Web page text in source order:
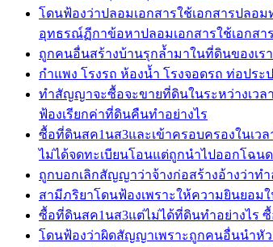
โดนฟ้องว่าปลอมเอกสารใช้เอกสารปลอ
อุทธรณ์ฏีกาข้อหาปลอมเอกสารใช้เอกสา
ถูกคนอื่นสร้างบ้านรุกล้ำมาในที่ดินของเร
กำแพง โรงรถ ห้องน้ำ โรงจอดรถ ท่อปร
ทำสัญญาจะซื้อจะขายที่ดินในระหว่างเวล
ฟ้องเรียกค่าที่ดินคืนทำอย่างไร
ซื้อที่ดินสค1นส3และเข้าครอบครองในเ
ไม่ได้จดทะเบียนโอนแต่ถูกนำไปออกโฉน
ถูกบอกเลิกสัญญาว่าจ้างก่อสร้างอ้างว่าท
สามีภริยาโดนฟ้องเพราะให้ความยินยอ
ซื้อที่ดินสค1นส3แต่ไม่ได้ที่ดินทำอย่างไร
โดนฟ้องว่าผิดสัญญาเพราะถูกคนอื่นนำหัว